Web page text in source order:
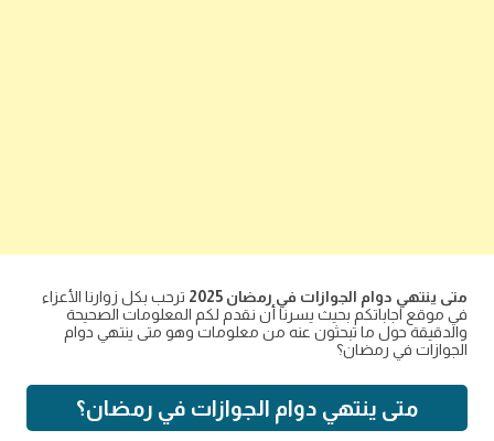
متى ينتهي دوام الجوازات في رمضان 2025
ترحب بكل زوارنا الأعزاء
في موقع اجاباتكم بحيث يسرنا أن نقدم لكم المعلومات الصحيحة
والدقيقة حول ما تبحثون عنه من معلومات وهو متى ينتهي دوام
الجوازات في رمضان؟
متى ينتهي دوام الجوازات في رمضان؟